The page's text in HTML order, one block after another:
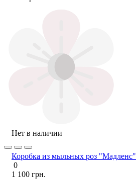
Нет в наличии
Коробка из мыльных роз "Мадленс"
0
1 100 грн.